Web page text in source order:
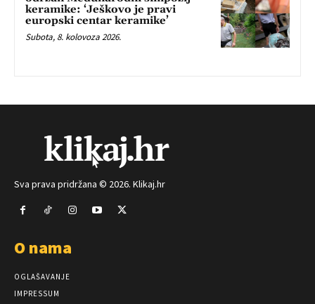
keramike: ‘Ješkovo je pravi
europski centar keramike’
Subota, 8. kolovoza 2026.
Sva prava pridržana © 2026. Klikaj.hr
O nama
OGLAŠAVANJE
IMPRESSUM